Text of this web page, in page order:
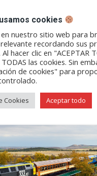
Abrir
enlace
en
una
ventana/
Abrir
enlace
en
una
en
una
de etiqueta:
cookies
nuestro sitio web para
recordando sus
hacer clic en "ACEPTAR
las cookies. Sin
de cookies" para
Cookies Aceptar todo